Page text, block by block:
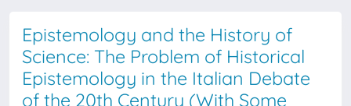
Epistemology and the History of
Science: The Problem of Historical
Epistemology in the Italian Debate
of the 20th Century (With Some